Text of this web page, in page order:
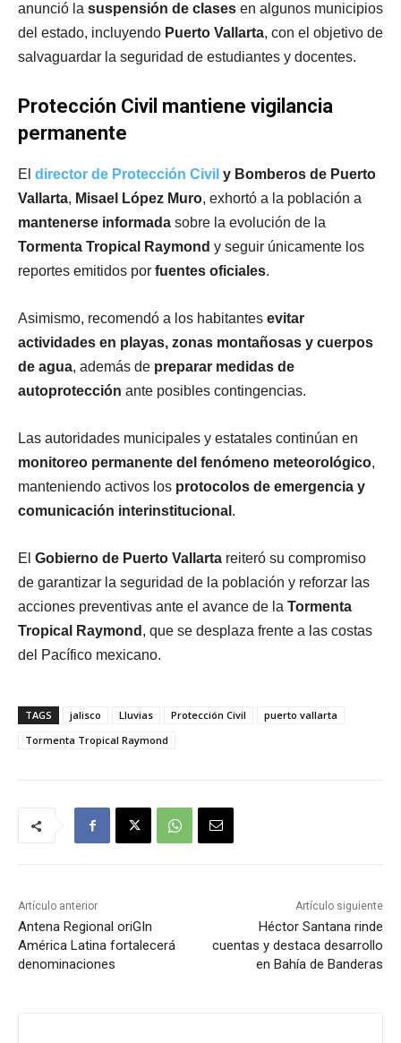
anunció la suspensión de clases en algunos municipios
del estado, incluyendo Puerto Vallarta, con el objetivo de
salvaguardar la seguridad de estudiantes y docentes.
Protección Civil mantiene vigilancia
permanente
El director de Protección Civil y Bomberos de Puerto
Vallarta, Misael López Muro, exhortó a la población a
mantenerse informada sobre la evolución de la
Tormenta Tropical Raymond y seguir únicamente los
reportes emitidos por fuentes oficiales.
Asimismo, recomendó a los habitantes evitar
actividades en playas, zonas montañosas y cuerpos
de agua, además de preparar medidas de
autoprotección ante posibles contingencias.
Las autoridades municipales y estatales continúan en
monitoreo permanente del fenómeno meteorológico,
manteniendo activos los protocolos de emergencia y
comunicación interinstitucional .
El Gobierno de Puerto Vallarta reiteró su compromiso
de garantizar la seguridad de la población y reforzar las
acciones preventivas ante el avance de la Tormenta
Tropical Raymond , que se desplaza frente a las costas
del Pacífico mexicano.
TAGS jalisco Lluvias Protección Civil
puerto vallarta
Tormenta Tropical Raymond
Artículo anterior
Antena Regional oriGIn
América Latina fortalecerá
denominaciones
Artículo siguiente
Héctor Santana rinde
cuentas y destaca desarrollo
en Bahía de Banderas